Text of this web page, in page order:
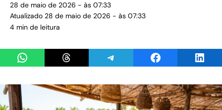
28 de maio de 2026 - às 07:33
Atualizado 28 de maio de 2026 - às 07:33
4 min de leitura
Share on WhatsAppShare on ThreadsShare on TelegramShare on Facebook